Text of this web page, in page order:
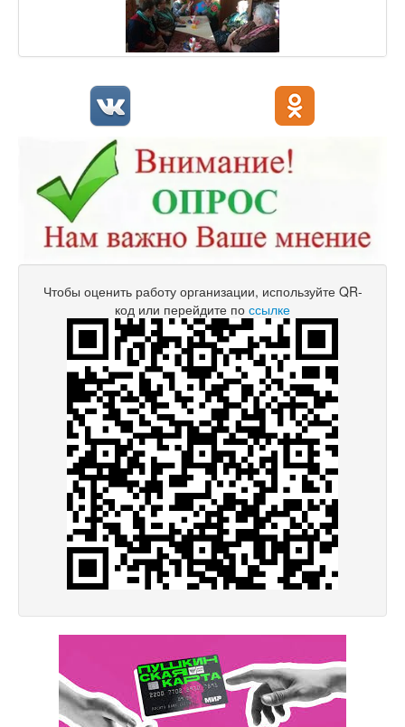
Чтобы оценить работу организации, используйте QR-
код или перейдите по ссылке